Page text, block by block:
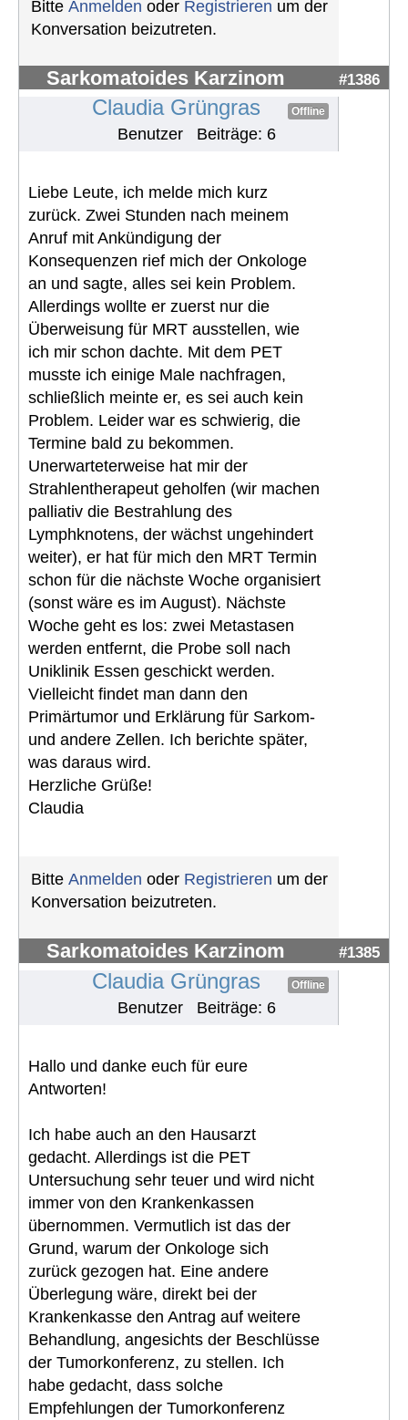
Bitte Anmelden oder Registrieren um der
Konversation beizutreten.
Sarkomatoides Karzinom #1386
Claudia Grüngras Offline
Benutzer Beiträge: 6
Liebe Leute, ich melde mich kurz
zurück. Zwei Stunden nach meinem
Anruf mit Ankündigung der
Konsequenzen rief mich der Onkologe
an und sagte, alles sei kein Problem.
Allerdings wollte er zuerst nur die
Überweisung für MRT ausstellen, wie
ich mir schon dachte. Mit dem PET
musste ich einige Male nachfragen,
schließlich meinte er, es sei auch kein
Problem. Leider war es schwierig, die
Termine bald zu bekommen.
Unerwarteterweise hat mir der
Strahlentherapeut geholfen (wir machen
palliativ die Bestrahlung des
Lymphknotens, der wächst ungehindert
weiter), er hat für mich den MRT Termin
schon für die nächste Woche organisiert
(sonst wäre es im August). Nächste
Woche geht es los: zwei Metastasen
werden entfernt, die Probe soll nach
Uniklinik Essen geschickt werden.
Vielleicht findet man dann den
Primärtumor und Erklärung für Sarkom-
und andere Zellen. Ich berichte später,
was daraus wird.
Herzliche Grüße!
Claudia
Bitte Anmelden oder Registrieren um der
Konversation beizutreten.
Sarkomatoides Karzinom #1385
Claudia Grüngras Offline
Benutzer Beiträge: 6
Hallo und danke euch für eure
Antworten!
Ich habe auch an den Hausarzt
gedacht. Allerdings ist die PET
Untersuchung sehr teuer und wird nicht
immer von den Krankenkassen
übernommen. Vermutlich ist das der
Grund, warum der Onkologe sich
zurück gezogen hat. Eine andere
Überlegung wäre, direkt bei der
Krankenkasse den Antrag auf weitere
Behandlung, angesichts der Beschlüsse
der Tumorkonferenz, zu stellen. Ich
habe gedacht, dass solche
Empfehlungen der Tumorkonferenz